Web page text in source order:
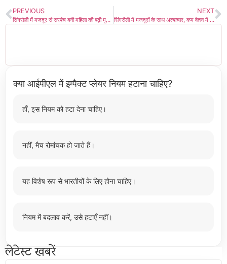
PREVIOUS
सिंगरौली में मजदूर से सरपंच बनी महिला की बढ़ी मुश्किलें, 2 जून को एसडीएम करेंगे सुनवाई
NEXT
सिंगरौली में मजदूरों के साथ अत्याचार, कम वेतन में 8 के बजाए 12 घंटे तक करवा रहे काम
क्या आईपीएल में इम्पैक्ट प्लेयर नियम हटाना चाहिए?
हाँ, इस नियम को हटा देना चाहिए।
नहीं, मैच रोमांचक हो जाते हैं।
यह विशेष रूप से भारतीयों के लिए होना चाहिए।
नियम में बदलाव करें, उसे हटाएँ नहीं।
लेटेस्ट खबरें